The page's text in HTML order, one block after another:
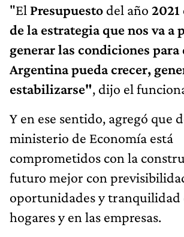
"El Presupuesto del año 2021
de la estrategia que nos va a
generar las condiciones para
Argentina pueda crecer,
estabilizarse", dijo el
Y en ese sentido, agregó que
ministerio de Economía está
comprometidos con la
futuro mejor con
oportunidades y tranquilidad
hogares y en las empresas.